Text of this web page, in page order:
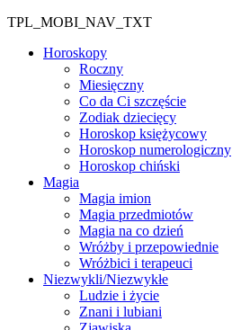
TPL_MOBI_NAV_TXT
Horoskopy
Roczny
Miesięczny
Co da Ci szczęście
Zodiak dziecięcy
Horoskop księżycowy
Horoskop numerologiczny
Horoskop chiński
Magia
Magia imion
Magia przedmiotów
Magia na co dzień
Wróżby i przepowiednie
Wróżbici i terapeuci
Niezwykli/Niezwykłe
Ludzie i życie
Znani i lubiani